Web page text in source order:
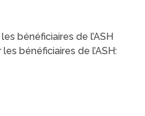
bénéficiaires de l’ASH
bénéficiaires de l’ASH: